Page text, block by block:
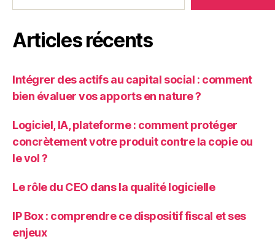
Articles récents
Intégrer des actifs au capital social : comment
bien évaluer vos apports en nature ?
Logiciel, IA, plateforme : comment protéger
concrètement votre produit contre la copie ou
le vol ?
Le rôle du CEO dans la qualité logicielle
IP Box : comprendre ce dispositif fiscal et ses
enjeux